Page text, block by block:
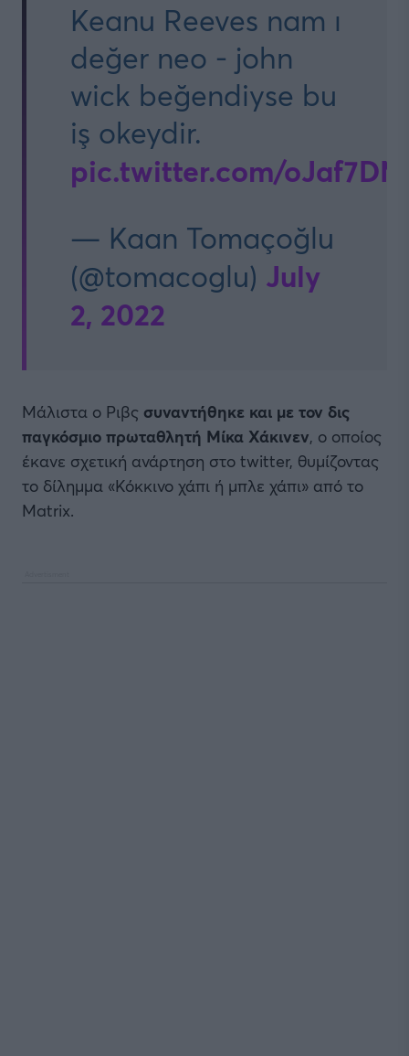
Keanu Reeves nam ı
değer neo - john
wick beğendiyse bu
iş okeydir.
pic.twitter.com/
— Kaan Tomaçoğlu
(@tomacoglu) July
2, 2022
Μάλιστα ο Ριβς συναντήθηκε και με τον δις
παγκόσμιο πρωταθλητή Μίκα Χάκινεν, ο οποίος
έκανε σχετική ανάρτηση στο twitter, θυμίζοντας
το δίλημμα «Κόκκινο χάπι ή μπλε χάπι» από το
Matrix.